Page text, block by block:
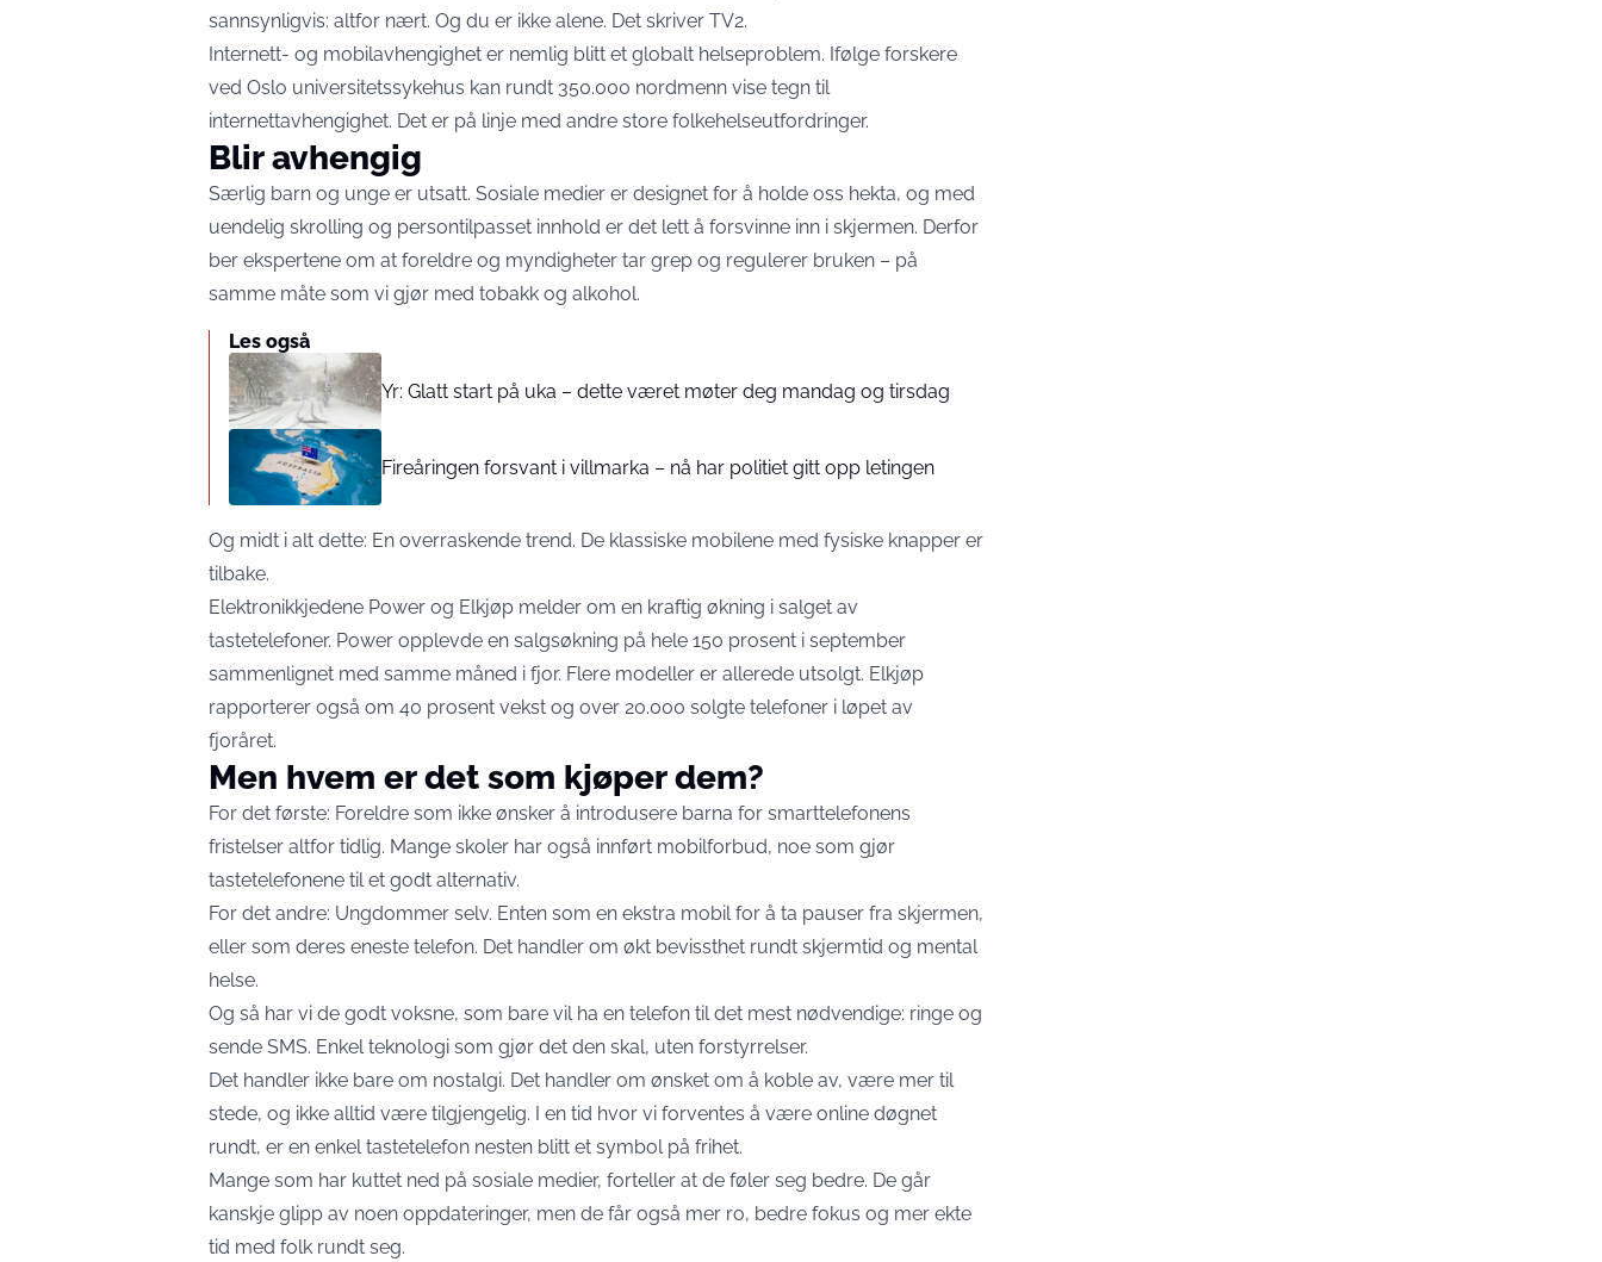
sannsynligvis: altfor nært. Og du er ikke alene. Det skriver TV2.
Internett- og mobilavhengighet er nemlig blitt et globalt helseproblem. Ifølge forskere
ved Oslo universitetssykehus kan rundt 350.000 nordmenn vise tegn til
internettavhengighet. Det er på linje med andre store folkehelseutfordringer.
Blir avhengig
Særlig barn og unge er utsatt. Sosiale medier er designet for å holde oss hekta, og med
uendelig skrolling og persontilpasset innhold er det lett å forsvinne inn i skjermen. Derfor
ber ekspertene om at foreldre og myndigheter tar grep og regulerer bruken – på
samme måte som vi gjør med tobakk og alkohol.
Les også
Yr: Glatt start på uka – dette været møter deg mandag og tirsdag
Fireåringen forsvant i villmarka – nå har politiet gitt opp letingen
Og midt i alt dette: En overraskende trend. De klassiske mobilene med fysiske knapper er
tilbake.
Elektronikkjedene Power og Elkjøp melder om en kraftig økning i salget av
tastetelefoner. Power opplevde en salgsøkning på hele 150 prosent i september
sammenlignet med samme måned i fjor. Flere modeller er allerede utsolgt. Elkjøp
rapporterer også om 40 prosent vekst og over 20.000 solgte telefoner i løpet av
fjoråret.
Men hvem er det som kjøper dem?
For det første: Foreldre som ikke ønsker å introdusere barna for smarttelefonens
fristelser altfor tidlig. Mange skoler har også innført mobilforbud, noe som gjør
tastetelefonene til et godt alternativ.
For det andre: Ungdommer selv. Enten som en ekstra mobil for å ta pauser fra skjermen,
eller som deres eneste telefon. Det handler om økt bevissthet rundt skjermtid og mental
helse.
Og så har vi de godt voksne, som bare vil ha en telefon til det mest nødvendige: ringe og
sende SMS. Enkel teknologi som gjør det den skal, uten forstyrrelser.
Det handler ikke bare om nostalgi. Det handler om ønsket om å koble av, være mer til
stede, og ikke alltid være tilgjengelig. I en tid hvor vi forventes å være online døgnet
rundt, er en enkel tastetelefon nesten blitt et symbol på frihet.
Mange som har kuttet ned på sosiale medier, forteller at de føler seg bedre. De går
kanskje glipp av noen oppdateringer, men de får også mer ro, bedre fokus og mer ekte
tid med folk rundt seg.